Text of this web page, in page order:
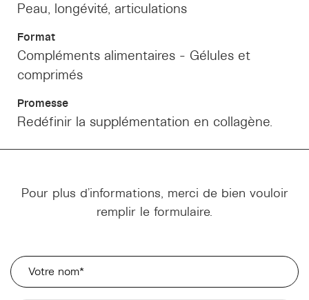
Peau, longévité, articulations
Format
Compléments alimentaires - Gélules et
comprimés
Promesse
Redéfinir la supplémentation en collagène.
Pour plus d'informations, merci de bien vouloir
remplir le formulaire.